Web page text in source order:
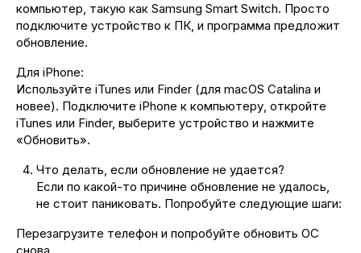
компьютер, такую как Samsung Smart Switch. Просто
подключите устройство к ПК, и программа предложит
обновление.
Для iPhone:
Используйте iTunes или Finder (для macOS Catalina и
новее). Подключите iPhone к компьютеру, откройте
iTunes или Finder, выберите устройство и нажмите
«Обновить».
Что делать, если обновление не удается?
Если по какой-то причине обновление не удалось,
не стоит паниковать. Попробуйте следующие шаги:
Перезагрузите телефон и попробуйте обновить ОС